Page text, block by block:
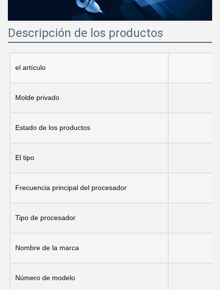
Descripción de los productos
el artículo
Molde privado
Estado de los productos
El tipo
Frecuencia principal del procesador
Tipo de procesador
Nombre de la marca
Número de modelo